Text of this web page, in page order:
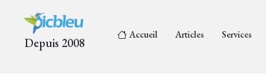
Depuis 2008
Accueil Articles Services